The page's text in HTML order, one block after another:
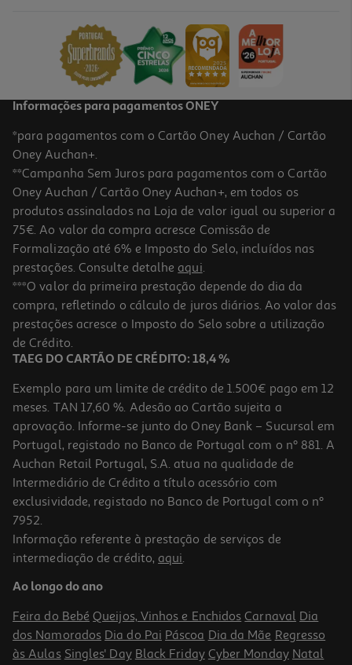
Informações para pagamentos ONEY
*para pagamentos com o Cartão Oney Auchan / Cartão
Oney Auchan+.
**Campanha Sem Juros para pagamentos com o Cartão
Oney Auchan / Cartão Oney Auchan+, em todos os
produtos assinalados na Loja de valor igual ou superior a
75€. Ao valor da compra acresce Comissão de
Formalização até 6% e Imposto do Selo, incluídos nas
prestações. Consulte detalhe aqui.
***O valor da primeira prestação depende do dia da
compra, refletindo o cálculo de juros diários. Ao valor das
prestações acresce o Imposto do Selo sobre a utilização
de Crédito.
TAEG DO CARTÃO DE CRÉDITO: 18,4 %
Exemplo para um limite de crédito de 1.500€ pago em 12
meses. TAN 17,60 %. Adesão ao Cartão sujeita a
aprovação. Informe-se junto do Oney Bank – Sucursal em
Portugal, registado no Banco de Portugal com o nº 881. A
Auchan Retail Portugal, S.A. atua na qualidade de
Intermediário de Crédito a título acessório com
exclusividade, registado no Banco de Portugal com o nº
7952.
Informação referente à prestação de serviços de
intermediação de crédito, aqui.
Ao longo do ano
Feira do Bebé Queijos, Vinhos e Enchidos Carnaval Dia
dos Namorados Dia do Pai Páscoa Dia da Mãe Regresso
às Aulas Singles' Day Black Friday Cyber Monday Natal